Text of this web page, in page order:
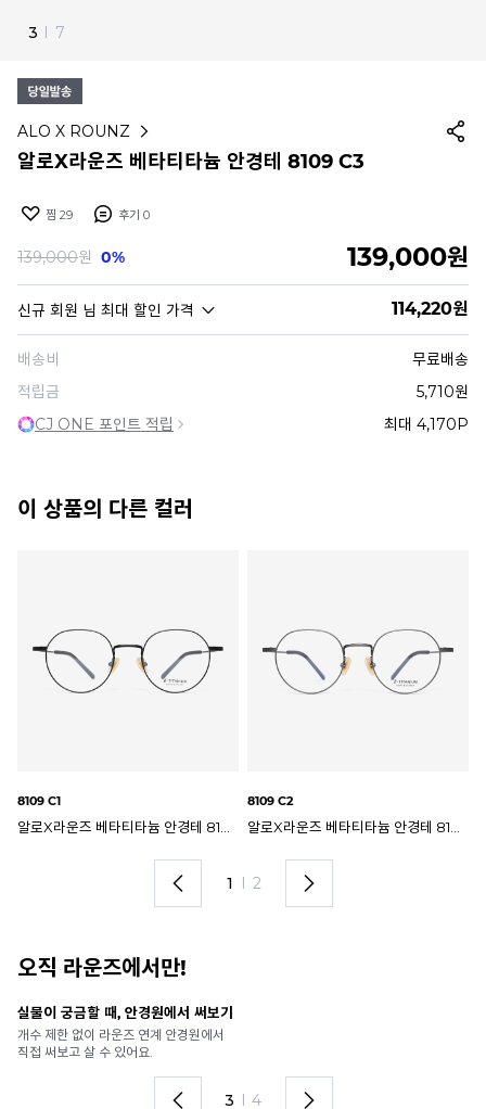
4 I 7
ALO X ROUNZ
알로X라운즈 베타티타늄 안경테 8109 C3
찜 29 후기 0
139,000원 0% 139,000원
신규 회원 님 최대 할인 가격 114,220원
배송비
무료배송
적립금
5,710원
CJ ONE 포인트 적립
최대 4,170P
이 상품의 다른 컬러
8109 C4
2 I 2
오직 라운즈에서만!
안경 렌즈 맞춤까지 한 번에
가까운 안경원으로 배송받아
렌즈 맞춤부터 피팅까지 편하게!
4 I 4